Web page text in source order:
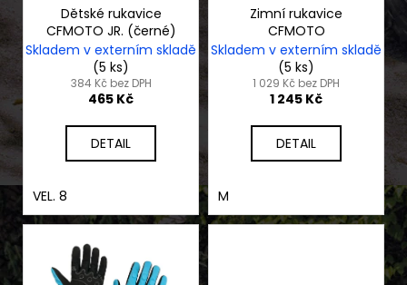
d
k
t
ů
Dětské rukavice
CFMOTO JR. (černé)
Skladem v externím skladě
(5 ks)
384 Kč bez DPH
465 Kč
DETAIL
VEL. 8
Zimní rukavice
CFMOTO
Skladem v externím skladě
(5 ks)
1 029 Kč bez DPH
1 245 Kč
DETAIL
M
u
j
e
m
e
TEXTILNÍ
BUNDA
DLOUHÁ
ČERNO
ŠEDO
ZELENÝ
REFLEX